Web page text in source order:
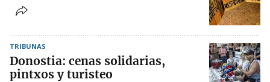
TRIBUNAS
Donostia: cenas solidarias,
pintxos y turisteo